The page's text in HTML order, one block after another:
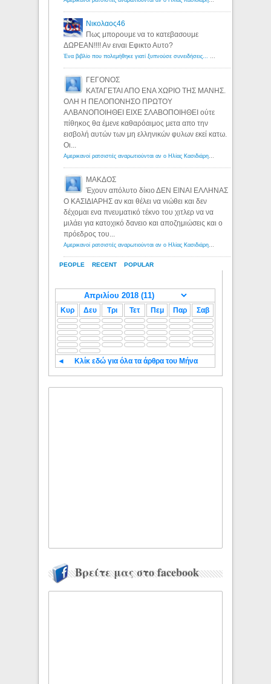
PEOPLE RECENT POPULAR
Νικολαος46
Πως μπορουμε να το κατεβασουμε
ΔΩΡΕΑΝ!!!! Αν ειναι Εφικτο Αυτο?
Ένα βιβλίο που πολεμήθηκε γιατί ξυπνούσε συνειδήσεις... - Λόγιος Ερμής | Η γνώση ξεκινάει με την αναζήτηση...
ΓΕΓΟΝΟΣ
ΚΑΤΑΓΕΤΑΙ ΑΠΟ ΕΝΑ ΧΩΡΙΟ ΤΗΣ ΜΑΝΗΣ.
ΟΛΗ Η ΠΕΛΟΠΟΝΗΣΟ ΠΡΩΤΟΥ
ΑΛΒΑΝΟΠΟΙΗΘΕΙ ΕΙΧΕ ΣΛΑΒΟΠΟΙΗΘΕΙ ούτε
πίθηκος θα έμενε καθαρόαιμος μετα απο την
εισβολή αυτών των μη ελληνικών φυλων εκεί κατω.
Οι...
Αμερικανοί ρατσιστές αναρωτιούνται αν ο Ηλίας Κασιδιάρης ανήκει στη λευκή φυλή... - Λόγιος Ερμής
ΜΑΚΔΟΣ
Έχουν απόλυτο δίκιο ΔΕΝ ΕΙΝΑΙ ΕΛΛΗΝΑΣ
Ο ΚΑΣΙΔΙΑΡΗΣ αν και θέλει να νιώθει και δεν
δέχομαι ενα πνευματικό τέκνο του χιτλερ να να
μιλάει για κατοχικό δανειο και αποζημιώσεις και ο
πρόεδρος του...
Αμερικανοί ρατσιστές αναρωτιούνται αν ο Ηλίας Κασιδιάρης ανήκει στη λευκή φυλή... - Λόγιος Ερμής
Κυρ Δευ Τρι Τετ Πεμ Παρ Σαβ
◄ Κλίκ εδώ για όλα τα άρθρα του Μήνα
Βρείτε μας στο facebook